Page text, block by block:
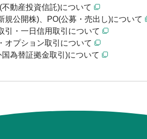
不動産投資信託)について
規公開株)、PO(公募・売出し)について
引・一日信用取引について
オプション取引について
国為替証拠金取引)について